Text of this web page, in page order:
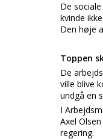
De
kvinde
Den høje
Toppen
De
ville blive
undgå en
I
Axel
regering.